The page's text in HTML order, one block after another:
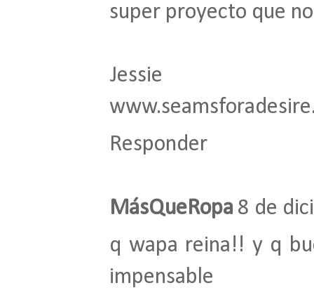
super proyecto que
Jessie
Responder
MásQueRopa 8 de
q wapa reina!! y q
impensable